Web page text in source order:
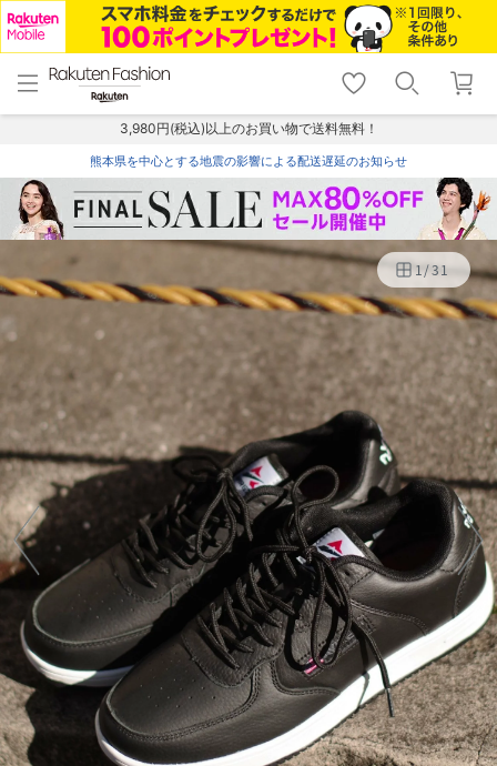
menu home
トップ
shopping_cart lock_outline
ログイン
3,980円(税込)以上のお買い物で送料無料！
熊本県を中心とする地震の影響による配送遅延のお知らせ
1/31